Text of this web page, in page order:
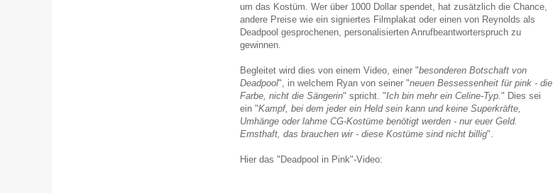
um das Kostüm. Wer über 1000 Dollar spendet, hat zusätzlich die Chance,
andere Preise wie ein signiertes Filmplakat oder einen von Reynolds als
Deadpool gesprochenen, personalisierten Anrufbeantworterspruch zu
gewinnen.
Begleitet wird dies von einem Video, einer "besonderen Botschaft von
Deadpool", in welchem Ryan von seiner "neuen Bessessenheit für pink - die
Farbe, nicht die Sängerin" spricht. "Ich bin mehr ein Celine-Typ." Dies sei
ein "Kampf, bei dem jeder ein Held sein kann und keine Superkräfte,
Umhänge oder lahme CG-Kostüme benötigt werden - nur euer Geld.
Ernsthaft, das brauchen wir - diese Kostüme sind nicht billig".
Hier das "Deadpool in Pink"-Video: